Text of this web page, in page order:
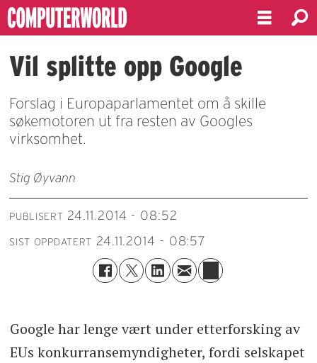
Vil splitte opp Google
Forslag i Europaparlamentet om å skille
søkemotoren ut fra resten av Googles
virksomhet.
Stig Øyvann
PUBLISERT 24.11.2014 - 08:52
SIST OPPDATERT 24.11.2014 - 08:57
Google har lenge vært under etterforsking av
EUs konkurransemyndigheter, fordi selskapet